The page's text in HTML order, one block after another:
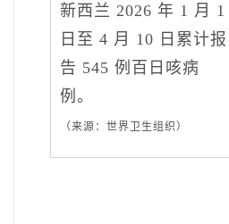
新西兰 2026 年 1 月 1
日至 4 月 10 日累计报
告 545 例百日咳病
例。
（来源：世界卫生组织）